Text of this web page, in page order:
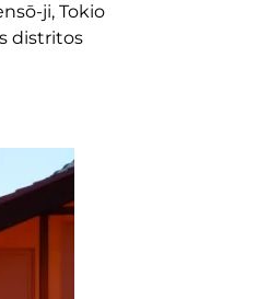
ji, Tokio
distritos